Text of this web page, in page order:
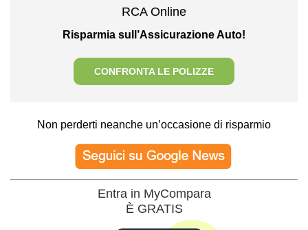
RCA Online
Risparmia sull’Assicurazione Auto!
CONFRONTA LE POLIZZE
Non perderti neanche un’occasione di risparmio
Entra in MyCompara
È GRATIS